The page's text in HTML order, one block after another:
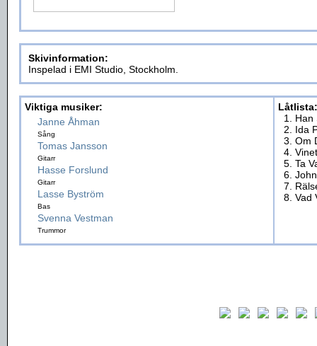
Skivinformation:
Inspelad i EMI Studio, Stockholm.
Viktiga musiker:
Janne Åhman
Sång
Tomas Jansson
Gitarr
Hasse Forslund
Gitarr
Lasse Byström
Bas
Svenna Vestman
Trummor
Låtlista:
1. Han
2. Ida
3. Om
4.
5. Ta
6. John
7.
8. Vad